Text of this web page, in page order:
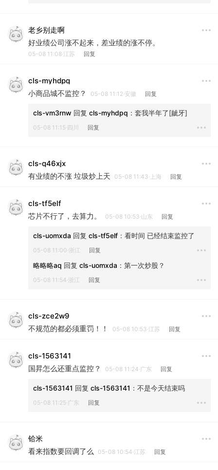
老乡别走啊
好业绩公司涨不起来，差业绩的涨不停。
05-08 11:08·江苏 回复
cls-myhdpq
小商品城不监控？
05-08 11:12·安徽 回复
cls-vm3rnw 回复 cls-myhdpq ： 套我半年了[龇牙]
05-08 11:15·四川 回复
cls-q46xjx
有业绩的不涨 垃圾炒上天
05-08 11:43·上海 回复
cls-tf5elf
芯片不行了，去算力。
05-08 10:53·山东 回复
cls-uomxda 回复 cls-tf5elf ： 看时间 已经结束监控了
05-08 11:00·浙江 回复
略略略aq 回复 cls-uomxda ： 第一次炒股？
05-08 11:54·浙江 回复
cls-zce2w9
不规范的都必须重罚！！
05-08 10:53·江苏 回复
cls-1563141
国昇怎么还重点监控？
05-08 11:24·广东 回复
cls-1563141 回复 cls-1563141 ： 不是今天结束吗
05-08 11:25·广东 回复
铪米
看来指数要回调了么
05-08 10:54·江苏 回复